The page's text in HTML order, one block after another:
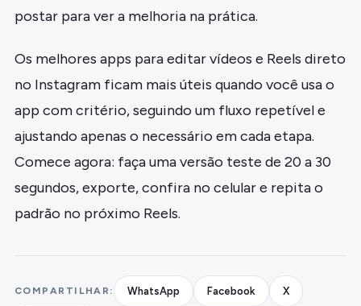
postar para ver a melhoria na prática.
Os melhores apps para editar vídeos e Reels direto
no Instagram ficam mais úteis quando você usa o
app com critério, seguindo um fluxo repetível e
ajustando apenas o necessário em cada etapa.
Comece agora: faça uma versão teste de 20 a 30
segundos, exporte, confira no celular e repita o
padrão no próximo Reels.
COMPARTILHAR: WhatsApp Facebook X